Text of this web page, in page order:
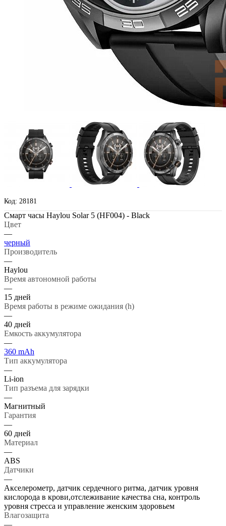
Код: 28181
Смарт часы Haylou Solar 5 (HF004) - Black
Цвет
—
черный
Производитель
—
Haylou
Время автономной работы
—
15 дней
Время работы в режиме ожидания (h)
—
40 дней
Емкость аккумулятора
—
360 mAh
Тип аккумулятора
—
Li-ion
Тип разъема для зарядки
—
Магнитный
Гарантия
—
60 дней
Материал
—
ABS
Датчики
—
Акселерометр, датчик сердечного ритма, датчик уровня
кислорода в крови,отслеживание качества сна, контроль
уровня стресса и управление женским здоровьем
Влагозащита
—